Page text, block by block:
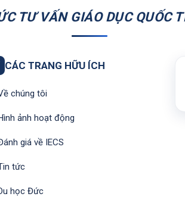
TƯ VẤN GIÁO DỤC QUỐC
CÁC TRANG HỮU ÍCH
chúng tôi
ảnh hoạt động
giá về IECS
tức
học Đức